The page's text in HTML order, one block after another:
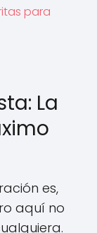
para
La
es,
aquí no